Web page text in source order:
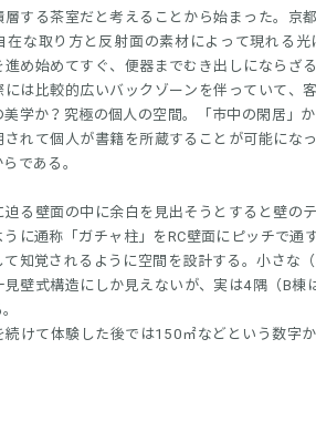
する茶室だと考えることから始まった。京
在な取り方と反射面の素材によって現れる
進め始めてすぐ、便器までむき出しになら
は比較的広いバックゾーンを伴っていて、
学か？究極の個人の空間。「市中の閑居」
れて個人が書籍を所蔵することが可能に
である。
る壁面の中に余白を見出そうとすると壁の
に通称「ガチャ柱」をRC壁面にピッチで
て知覚されるように空間を設計する。小さ
見壁式構造にしか見えないが、実は4隅（B
けて体験した後では150㎡などという数字